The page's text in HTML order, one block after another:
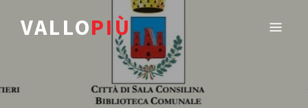
VALLOPIÙ